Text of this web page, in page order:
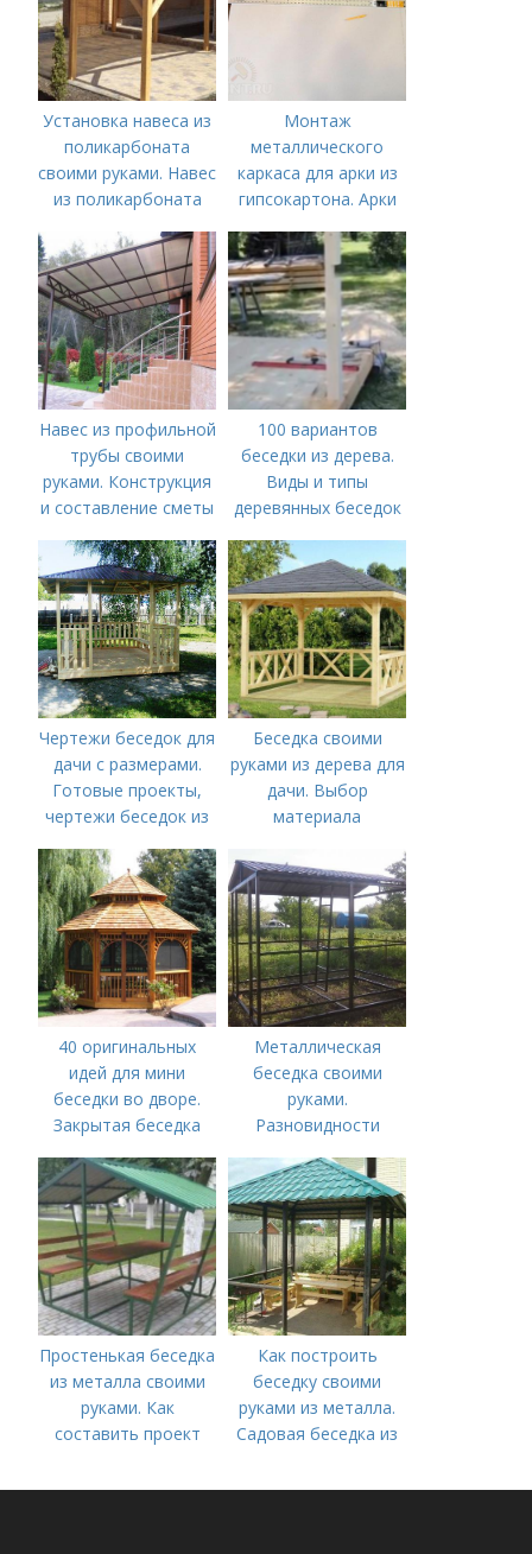
Установка навеса из
поликарбоната
своими руками. Навес
из поликарбоната
варианты
конструкций и их
строительство
Монтаж
металлического
каркаса для арки из
гипсокартона. Арки
подсветкой
Навес из профильной
трубы своими
руками. Конструкция
и составление сметы
100 вариантов
беседки из дерева.
Виды и типы
деревянных беседок
Чертежи беседок для
дачи с размерами.
Готовые проекты,
чертежи беседок из
строительства
своими руками
Беседка своими
руками из дерева для
дачи. Выбор
материала
40 оригинальных
идей для мини
беседки во дворе.
Закрытая беседка
Металлическая
беседка своими
руками.
Разновидности
беседок и их
преимущества
Простенькая беседка
из металла своими
руками. Как
составить проект
Как построить
беседку своими
руками из металла.
Садовая беседка из
руками –